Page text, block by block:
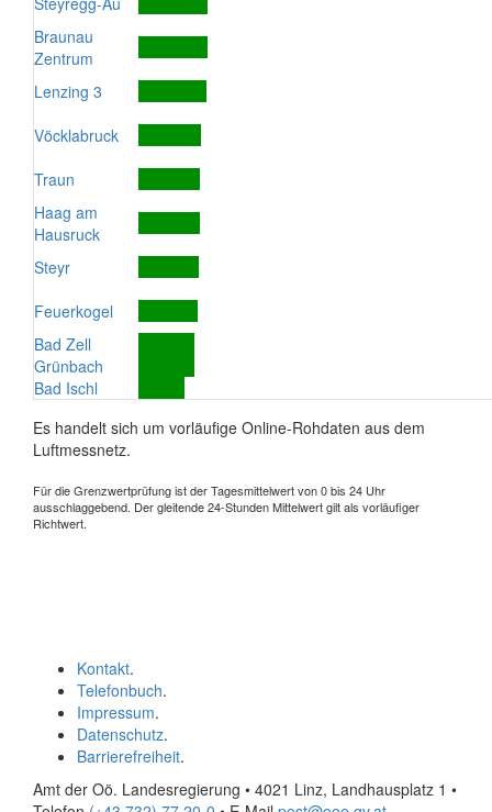
Braunau
Zentrum
Lenzing 3
Vöcklabruck
Traun
Haag am
Hausruck
Steyr
Feuerkogel
Bad Zell
Grünbach
Bad Ischl
Es handelt sich um vorläufige Online-Rohdaten aus dem
Luftmessnetz.
Für die Grenzwertprüfung ist der Tagesmittelwert von 0 bis 24 Uhr
ausschlaggebend. Der gleitende 24-Stunden Mittelwert gilt als vorläufiger
Richtwert.
Kontakt.
Telefonbuch.
Impressum.
Datenschutz.
Barrierefreiheit.
Amt der Oö. Landesregierung • 4021 Linz, Landhausplatz 1 •